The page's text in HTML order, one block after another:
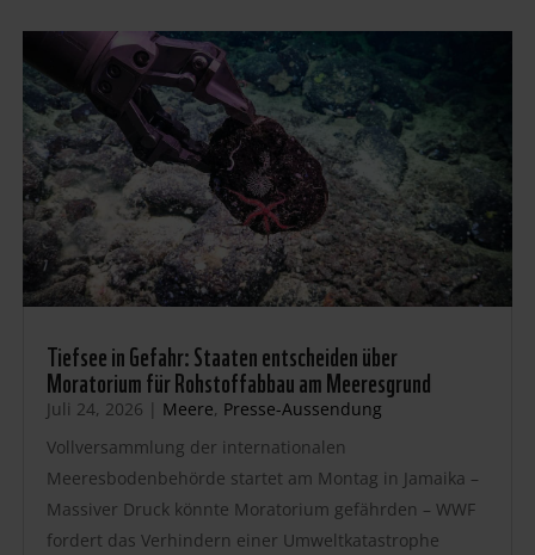
Tiefsee in Gefahr: Staaten entscheiden über
Moratorium für Rohstoffabbau am Meeresgrund
Juli 24, 2026 | Meere, Presse-Aussendung
Vollversammlung der internationalen
Meeresbodenbehörde startet am Montag in Jamaika –
Massiver Druck könnte Moratorium gefährden – WWF
fordert das Verhindern einer Umweltkatastrophe